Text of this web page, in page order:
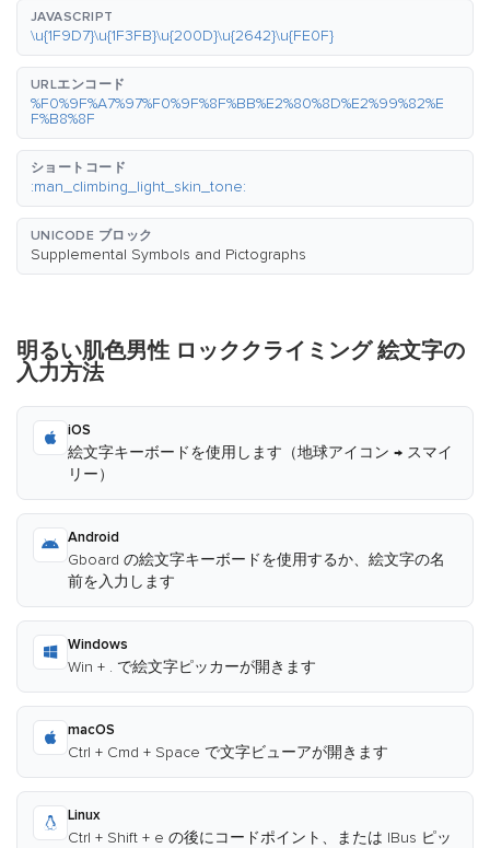
JAVASCRIPT
\u{1F9D7}\u{1F3FB}\u{200D}\u{2642}\u{FE0F}
URLエンコード
%F0%9F%A7%97%F0%9F%8F%BB%E2%80%8D%E2%99%82%E
F%B8%8F
ショートコード
:man_climbing_light_skin_tone:
UNICODE ブロック
Supplemental Symbols and Pictographs
明るい肌色男性 ロッククライミング 絵文字の
入力方法
iOS
絵文字キーボードを使用します（地球アイコン → スマイ
リー）
Android
Gboard の絵文字キーボードを使用するか、絵文字の名
前を入力します
Windows
Win + . で絵文字ピッカーが開きます
macOS
Ctrl + Cmd + Space で文字ビューアが開きます
Linux
Ctrl + Shift + e の後にコードポイント、または IBus ピッ